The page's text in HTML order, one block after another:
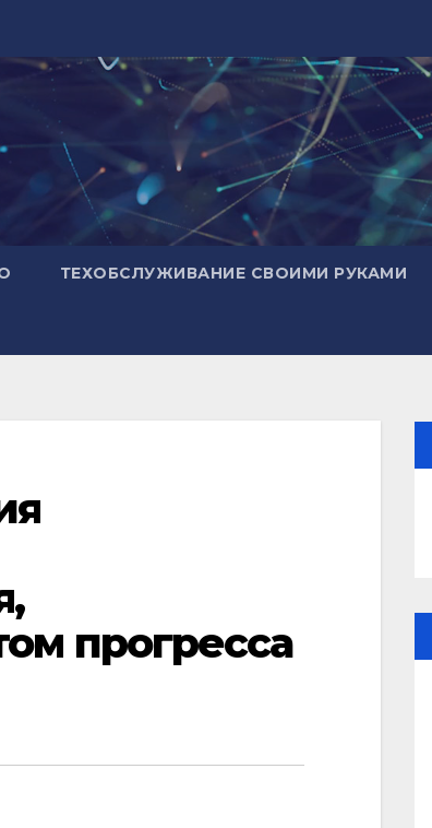
ТЕХОБСЛУЖИВАНИЕ СВОИМИ РУКАМИ
прогресса